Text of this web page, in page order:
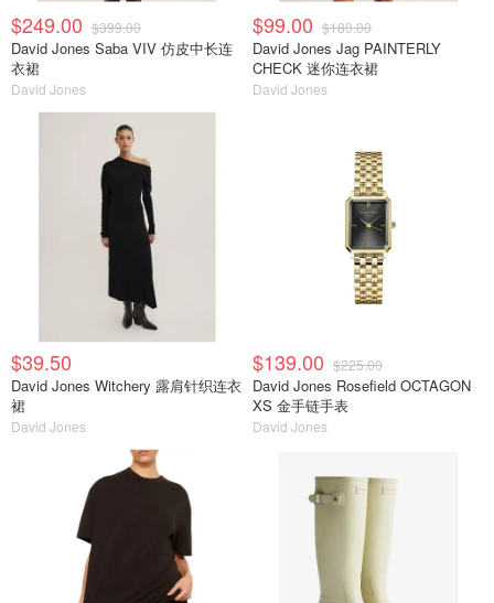
$249.00 $399.00
David Jones Saba VIV 仿皮中长连
衣裙
David Jones
$99.00 $180.00
David Jones Jag PAINTERLY
CHECK 迷你连衣裙
David Jones
$39.50
David Jones Witchery 露肩针织连衣
裙
David Jones
$139.00 $225.00
David Jones Rosefield OCTAGON
XS 金手链手表
David Jones